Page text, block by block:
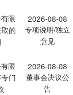
限
的
2026-08-08
专项说明/独立
意见
限
门
2026-08-08
董事会决议公
告